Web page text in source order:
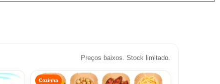
Preços baixos. Stock limitado.
Cozinha